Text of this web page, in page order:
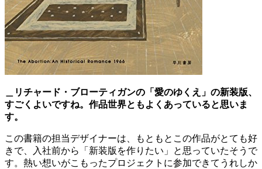
＿リチャード・ブローティガンの「愛のゆくえ」の新装版、
すごくよいですね。作品世界ともよくあっていると思いま
す。
この書籍の担当デザイナーは、もともとこの作品がとても好
きで、入社前から「新装版を作りたい」と思っていたそうで
す。熱い想いがこもったプロジェクトに参加できてうれしか